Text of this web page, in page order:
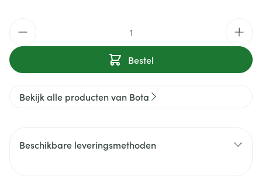
Bestel
Bekijk alle producten van Bota
Beschikbare leveringsmethoden